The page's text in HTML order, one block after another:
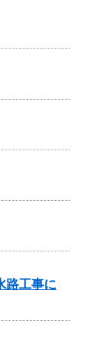
路工事に